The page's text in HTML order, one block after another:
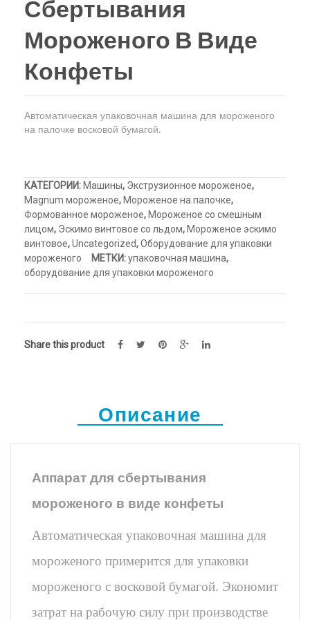
верху
Холодильный шкаф
Тюбы для мороженого
Kонусы для мороженого
Пакеты для мороженого
машина
для
Сбертывания
Мороженого В Виде
Конфеты
Автоматическая упаковочная машина для мороженого
на палочке восковой бумагой.
КАТЕГОРИИ: Машины, Экструзионное мороженое,
Magnum мороженое, Мороженое на палочке,
Формованное мороженое, Мороженое со смешным
лицом, Эскимо винтовое со льдом, Мороженое эскимо
винтовое,Uncategorized,Оборудование для упаковки
мороженого
МЕТКИ:упаковочная машина,
оборудование для упаковки мороженого
Share this product
Описание
Аппарат для сбертывания
мороженого в виде конфеты
Автоматическая упаковочная машина для
мороженого примерится для упаковки
мороженого с восковой бумагой. Экономит
затрат на рабочую силу при производстве